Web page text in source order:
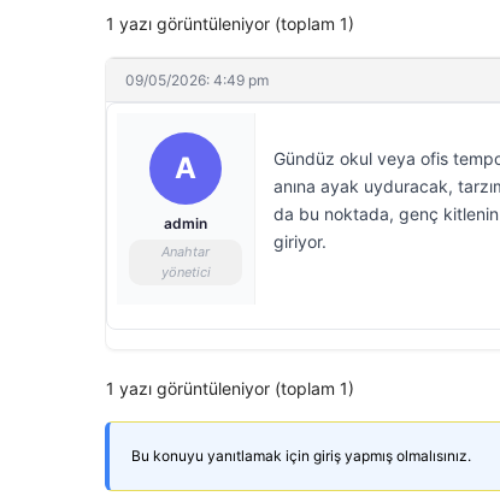
1 yazı görüntüleniyor (toplam 1)
09/05/2026: 4:49 pm
A
admin
Anahtar
yönetici
Gündüz okul veya ofis
anına ayak uyduracak,
da bu noktada, genç
giriyor.
1 yazı görüntüleniyor (toplam 1)
Bu konuyu yanıtlamak için giriş yapmış olmalısınız.